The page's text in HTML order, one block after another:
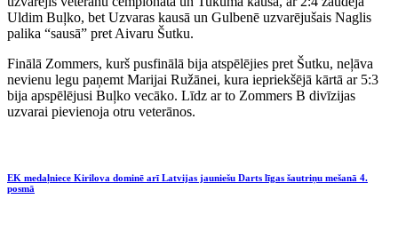
Uldim Buļko, bet Uzvaras kausā un Gulbenē uzvarējušais Naglis
palika “sausā” pret Aivaru Šutku.
Finālā Zommers, kurš pusfinālā bija atspēlējies pret Šutku, neļāva
nevienu legu paņemt Marijai Ružānei, kura iepriekšējā kārtā ar 5:3
bija apspēlējusi Buļko vecāko. Līdz ar to Zommers B divīzijas
uzvarai pievienoja otru veterānos.
EK medaļniece Kirilova dominē arī Latvijas jauniešu Darts līgas šautriņu mešanā 4.
posmā